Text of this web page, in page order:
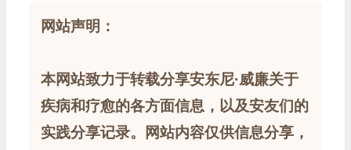
网站声明：
本网站致力于转载分享安东尼·威廉关于
疾病和疗愈的各方面信息，以及安友们的
实践分享记录。网站内容仅供信息分享，